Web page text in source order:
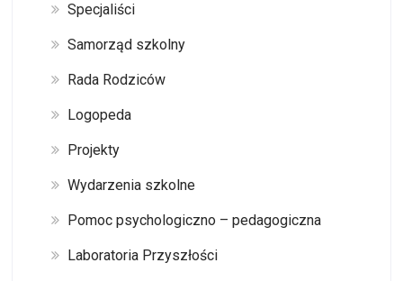
Specjaliści
Samorząd szkolny
Rada Rodziców
Logopeda
Projekty
Wydarzenia szkolne
Pomoc psychologiczno – pedagogiczna
Laboratoria Przyszłości